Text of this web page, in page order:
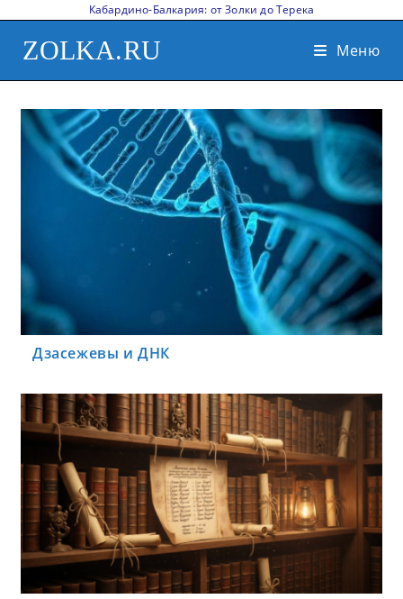
Кабардино-Балкария: от Золки до Терека
ZOLKA.RU Меню
Дзасежевы и ДНК